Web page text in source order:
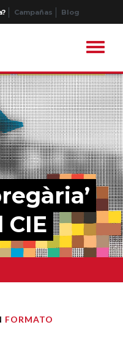
Campañas Blog
FORMATO